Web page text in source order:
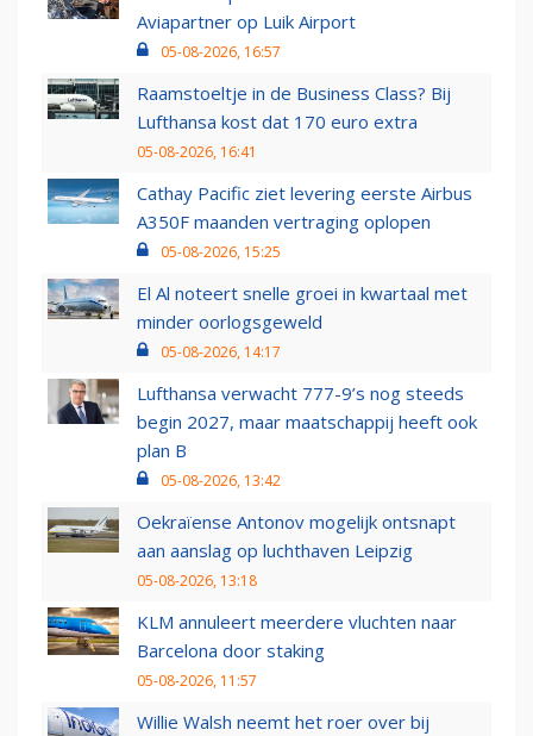
Aviapartner op Luik Airport
05-08-2026, 16:57
Raamstoeltje in de Business Class? Bij
Lufthansa kost dat 170 euro extra
05-08-2026, 16:41
Cathay Pacific ziet levering eerste Airbus
A350F maanden vertraging oplopen
05-08-2026, 15:25
El Al noteert snelle groei in kwartaal met
minder oorlogsgeweld
05-08-2026, 14:17
Lufthansa verwacht 777-9’s nog steeds
begin 2027, maar maatschappij heeft ook
plan B
05-08-2026, 13:42
Oekraïense Antonov mogelijk ontsnapt
aan aanslag op luchthaven Leipzig
05-08-2026, 13:18
KLM annuleert meerdere vluchten naar
Barcelona door staking
05-08-2026, 11:57
Willie Walsh neemt het roer over bij